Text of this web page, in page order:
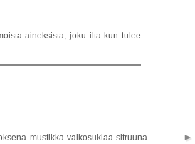
aineksista, joku ilta kun tulee
mustikka-valkosuklaa-sitruuna.
►